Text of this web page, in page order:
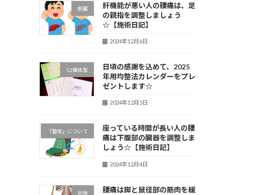
肝臓
肝機能が悪い人の腰痛は、足
の親指を調整しましょう
☆【施術日記】
2024年12月6日
12種体型
日頃の感謝を込めて、2025
年用均整法カレンダーをプレ
ゼントします☆
2024年12月5日
『整体』について
座っている時間が長い人の腰
痛は下腹部の臓器を調整しま
しょう☆【施術日記】
2024年12月4日
捻挫
腰痛は脚と鼠径部の筋肉を緩